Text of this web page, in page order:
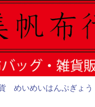
めいめいはんぷぎょう